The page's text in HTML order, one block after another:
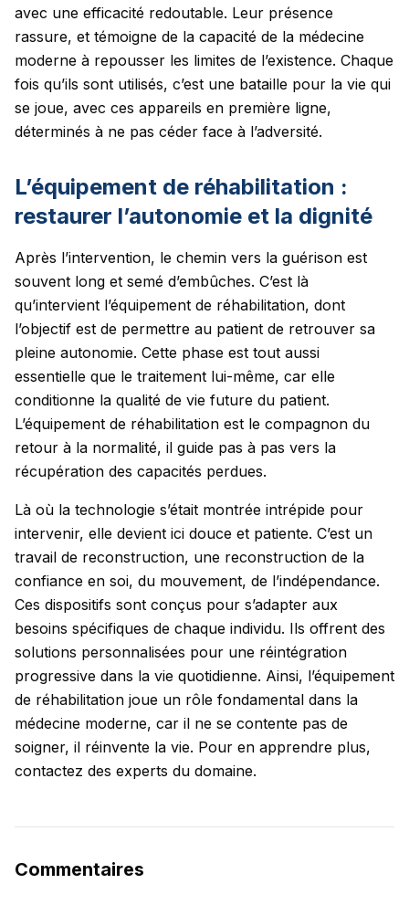
avec une efficacité redoutable. Leur présence
rassure, et témoigne de la capacité de la médecine
moderne à repousser les limites de l’existence. Chaque
fois qu’ils sont utilisés, c’est une bataille pour la vie qui
se joue, avec ces appareils en première ligne,
déterminés à ne pas céder face à l’adversité.
L’équipement de réhabilitation :
restaurer l’autonomie et la dignité
Après l’intervention, le chemin vers la guérison est
souvent long et semé d’embûches. C’est là
qu’intervient l’équipement de réhabilitation, dont
l’objectif est de permettre au patient de retrouver sa
pleine autonomie. Cette phase est tout aussi
essentielle que le traitement lui-même, car elle
conditionne la qualité de vie future du patient.
L’équipement de réhabilitation est le compagnon du
retour à la normalité, il guide pas à pas vers la
récupération des capacités perdues.
Là où la technologie s’était montrée intrépide pour
intervenir, elle devient ici douce et patiente. C’est un
travail de reconstruction, une reconstruction de la
confiance en soi, du mouvement, de l’indépendance.
Ces dispositifs sont conçus pour s’adapter aux
besoins spécifiques de chaque individu. Ils offrent des
solutions personnalisées pour une réintégration
progressive dans la vie quotidienne. Ainsi, l’équipement
de réhabilitation joue un rôle fondamental dans la
médecine moderne, car il ne se contente pas de
soigner, il réinvente la vie. Pour en apprendre plus,
contactez des experts du domaine.
Commentaires